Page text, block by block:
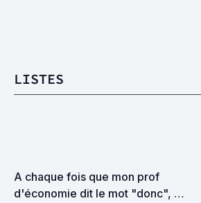
LISTES
A chaque fois que mon prof
d'économie dit le mot "donc",